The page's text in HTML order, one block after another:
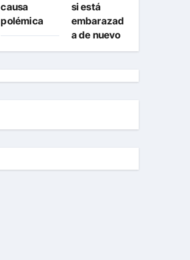
causa
polémica
si está
embarazad
a de nuevo